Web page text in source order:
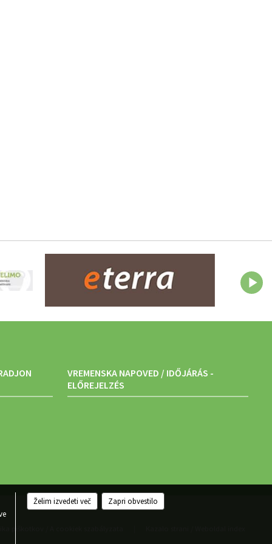
VREMENSKA NAPOVED / IDŐJÁRÁS -
ELŐREJELZÉS
Želim izvedeti več Zapri obvestilo